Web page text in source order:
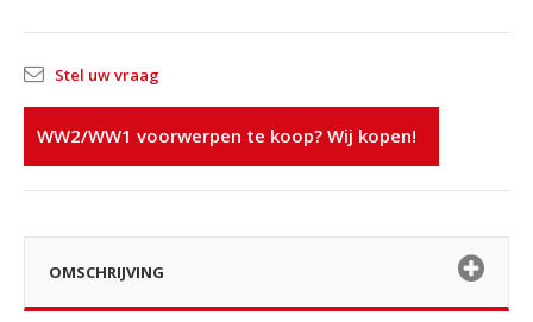
Stel uw vraag
WW2/WW1 voorwerpen te koop? Wij kopen!
OMSCHRIJVING